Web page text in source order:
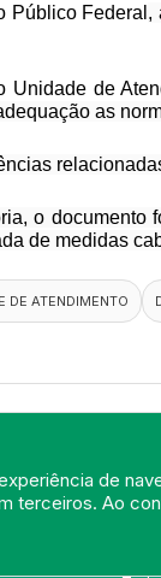
de
terceiros. Ao
Público Federal ,
Unidade de
as
o
de medidas
DE ATENDIMENTO
©